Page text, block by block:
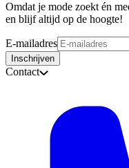
Omdat je mode zoekt én
en blijf altijd op de hoogte!
E-mailadres
Inschrijven
Contact